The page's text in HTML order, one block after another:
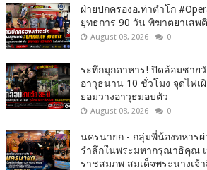
ฝ่ายปกครองอ.ท่าตำโก
ยุทธการ 90 วัน พิฆาตยาเสพ
August 08, 2026 0
ระทึกมุกดาหาร! ปิดล้อมชาย
อาวุธนาน 10 ชั่วโมง จุดไฟ
ยอมวางอาวุธมอบตัว
August 08, 2026 0
นครนายก - กลุ่มพี่น้องทหาร
รำลึกในพระมหากรุณาธิคุณ
ราชสมภพ สมเด็จพระนางเ